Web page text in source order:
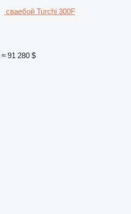
сваебой Turchi 300F
≈ 91 280 $